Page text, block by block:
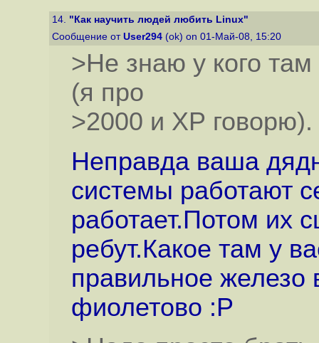
14. "Как научить людей любить Linux"
Сообщение от User294 (ok) on 01-Май-08, 15:20
>Не знаю у кого
(я про
>2000 и ХР говорю).
Неправда ваша
системы работают
работает.Потом их
ребут.Какое там у
правильное железо
фиолетово :P